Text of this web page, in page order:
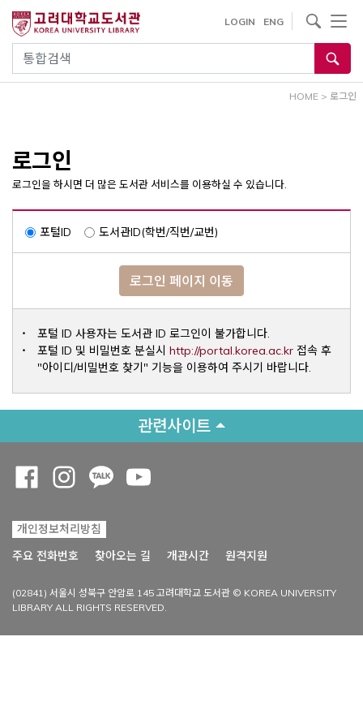
건
통합검색
LOGIN ENG
사이트내 검색
HOME > 로그인
로그인
로그인을 하시면 더 많은 도서관 서비스를 이용하실 수 있습니다.
포털ID 도서관ID(학번/직번/교번)
로그인 페이지 이동
포털 ID 사용자는 도서관 ID 로그인이 불가합니다.
포털 ID 및 비밀번호 분실시 http://portal.korea.ac.krOpens a
접속 후
"아이디/비밀번호 찾기" 기능을 이용하여 주시기 바랍니다.
관련사이트
개인정보처리방침
주요 전화번호
찾아오는 길 개관시간 원격지원
(02841) 서울시 성북구 안암로 145 고려대학교 도서관 © KOREA UNIVERSITY
LIBRARY ALL RIGHTS RESERVED.
Opens a new window
Opens a new window
Opens a new window